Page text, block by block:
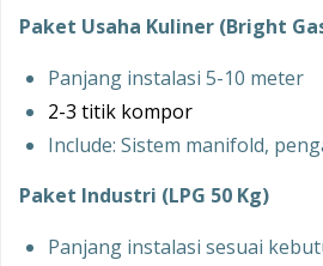
Paket Usaha Kuliner (Bright
Panjang instalasi 5-10 meter
2-3 titik kompor
Include: Sistem manifold,
Paket Industri (LPG 50 Kg)
Panjang instalasi sesuai